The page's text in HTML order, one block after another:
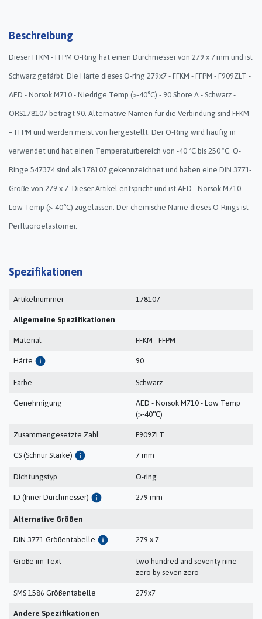
Beschreibung
Dieser FFKM - FFPM O-Ring hat einen Durchmesser von 279 x 7 mm und ist
Schwarz gefärbt. Die Härte dieses O-ring 279x7 - FFKM - FFPM - F909ZLT -
AED - Norsok M710 - Niedrige Temp (>-40°C) - 90 Shore A - Schwarz -
ORS178107 beträgt 90. Alternative Namen für die Verbindung sind FFKM
– FFPM und werden meist von hergestellt. Der O-Ring wird häufig in
verwendet und hat einen Temperaturbereich von -40 ºC bis 250 ºC. O-
Ringe 547374 sind als 178107 gekennzeichnet und haben eine DIN 3771-
Größe von 279 x 7. Dieser Artikel entspricht und ist AED - Norsok M710 -
Low Temp (>-40°C) zugelassen. Der chemische Name dieses O-Rings ist
Perfluoroelastomer.
Spezifikationen
Artikelnummer 178107
Allgemeine Spezifikationen
Material FFKM - FFPM
Härte info 90
Farbe Schwarz
Genehmigung
AED - Norsok M710 - Low Temp
(>-40°C)
Zusammengesetzte Zahl F909ZLT
CS (Schnur Starke) info 7 mm
Dichtungstyp O-ring
ID (Inner Durchmesser) info 279 mm
Alternative Größen
DIN 3771 Größentabelle info 279 x 7
Größe im Text
two hundred and seventy nine
zero by seven zero
SMS 1586 Größentabelle 279x7
Andere Spezifikationen